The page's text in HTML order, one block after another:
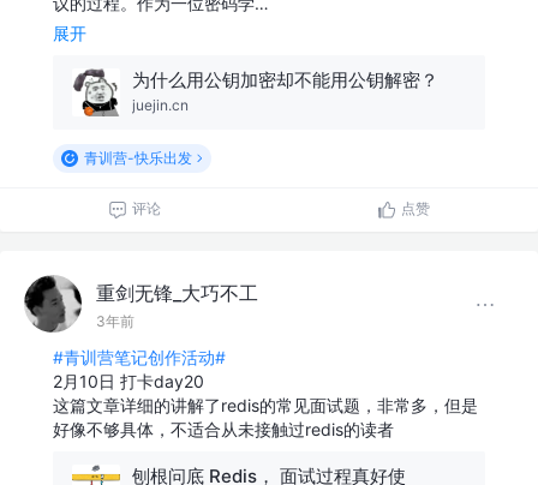
展开
为什么用公钥加密却不能用公钥解密？
juejin.cn
青训营-快乐出发
评论 点赞
重剑无锋_大巧不工
3年前
#青训营笔记创作活动#
2月10日 打卡day20
这篇文章详细的讲解了redis的常见面试题，非常多，但是
好像不够具体，不适合从未接触过redis的读者
刨根问底 Redis， 面试过程真好使